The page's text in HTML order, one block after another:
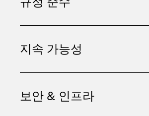
지속 가능성
보안 & 인프라